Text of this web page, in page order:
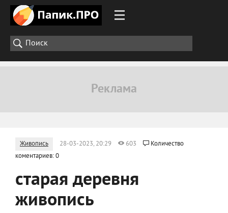
Живопись 28-03-2023, 20:29 603
Количество
коментариев: 0
старая деревня
живопись